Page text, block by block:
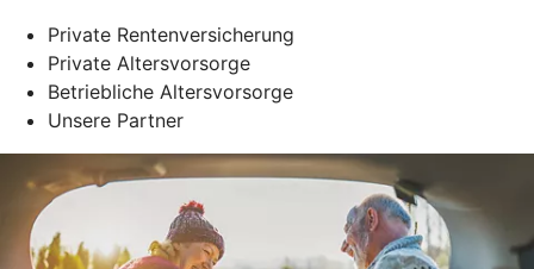
Private Rentenversicherung
Private Altersvorsorge
Betriebliche Altersvorsorge
Unsere Partner